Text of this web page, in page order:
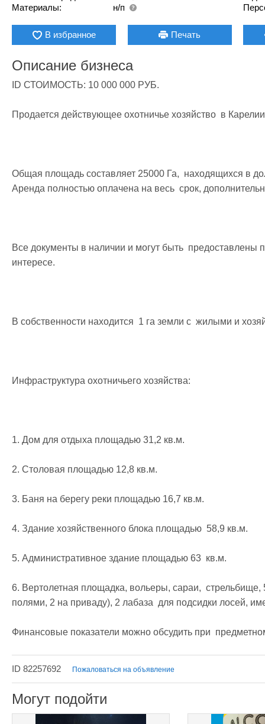
Материалы:
н/п
В избранное Печать
Описание бизнеса
ID СТОИМОСТЬ: 10 000 000 РУБ.
Продается действующее охотничье хозяйство  в
Общая площадь составляет 25000 Га,  находящихся в
Аренда полностью оплачена на весь  срок,
Все документы в наличии и могут быть  предоставлены
интересе.
В собственности находится  1 га земли с  жилыми и
Инфраструктура охотничьего хозяйства:
1. Дом для отдыха площадью 31,2 кв.м.
2. Столовая площадью 12,8 кв.м.
3. Баня на берегу реки площадью 16,7 кв.м.
4. Здание хозяйственного блока площадью  58,9 кв.м.
5. Административное здание площадью 63  кв.м.
6. Вертолетная площадка, вольеры, сараи,
полями, 2 на приваду), 2 лабаза  для подсидки лосей,
Финансовые показатели можно обсудить при
ID 82257692 Пожаловаться на объявление
Могут подойти